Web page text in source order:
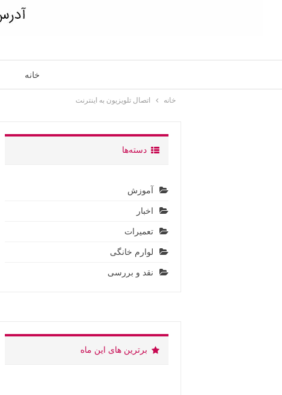
خانه
خانه اتصال تلویزیون به اینترنت
دسته‌ها
آموزش
اخبار
تعمیرات
لوارم خانگی
نقد و بررسی
برترین های این ماه